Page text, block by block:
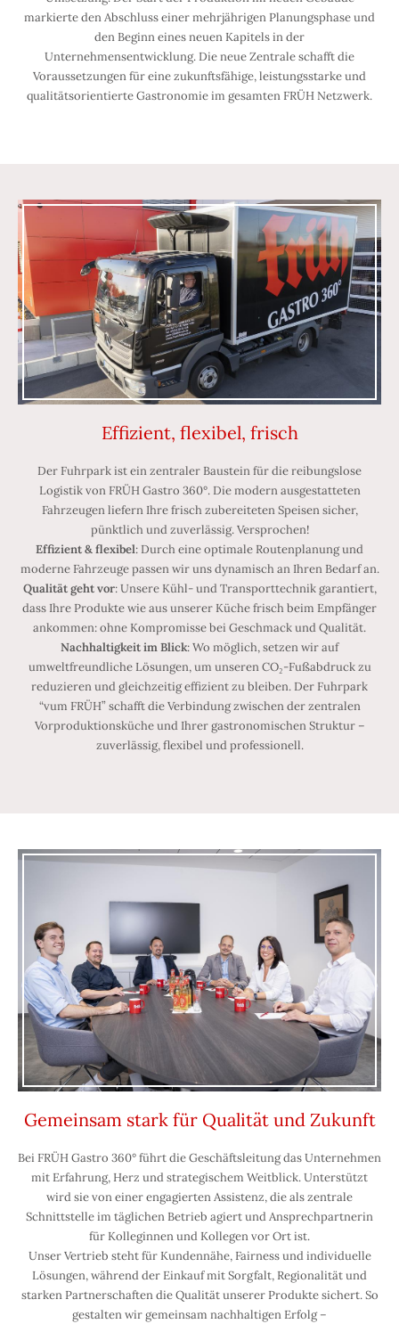
markierte den Abschluss einer mehrjährigen Planungsphase und
den Beginn eines neuen Kapitels in der
Unternehmensentwicklung. Die neue Zentrale schafft die
Voraussetzungen für eine zukunftsfähige, leistungsstarke und
qualitätsorientierte Gastronomie im gesamten FRÜH Netzwerk.
Effizient, flexibel, frisch
Der Fuhrpark ist ein zentraler Baustein für die reibungslose
Logistik von FRÜH Gastro 360°. Die modern ausgestatteten
Fahrzeugen liefern Ihre frisch zubereiteten Speisen sicher,
pünktlich und zuverlässig. Versprochen!
Effizient & flexibel: Durch eine optimale Routenplanung und
moderne Fahrzeuge passen wir uns dynamisch an Ihren Bedarf an.
Qualität geht vor: Unsere Kühl- und Transporttechnik garantiert,
dass Ihre Produkte wie aus unserer Küche frisch beim Empfänger
ankommen: ohne Kompromisse bei Geschmack und Qualität.
Nachhaltigkeit im Blick: Wo möglich, setzen wir auf
umweltfreundliche Lösungen, um unseren CO₂-Fußabdruck zu
reduzieren und gleichzeitig effizient zu bleiben. Der Fuhrpark
“vum FRÜH” schafft die Verbindung zwischen der zentralen
Vorproduktionsküche und Ihrer gastronomischen Struktur –
zuverlässig, flexibel und professionell.
Gemeinsam stark für Qualität und Zukunft
Bei FRÜH Gastro 360° führt die Geschäftsleitung das Unternehmen
mit Erfahrung, Herz und strategischem Weitblick. Unterstützt
wird sie von einer engagierten Assistenz, die als zentrale
Schnittstelle im täglichen Betrieb agiert und Ansprechpartnerin
für Kolleginnen und Kollegen vor Ort ist.
Unser Vertrieb steht für Kundennähe, Fairness und individuelle
Lösungen, während der Einkauf mit Sorgfalt, Regionalität und
starken Partnerschaften die Qualität unserer Produkte sichert. So
gestalten wir gemeinsam nachhaltigen Erfolg –